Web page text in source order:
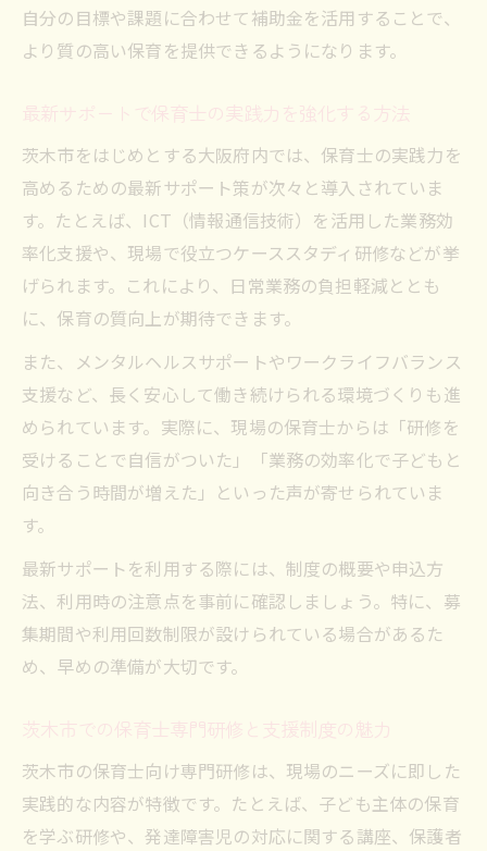
自分の目標や課題に合わせて補助金を活用することで、
より質の高い保育を提供できるようになります。
最新サポートで保育士の実践力を強化する方法
茨木市をはじめとする大阪府内では、保育士の実践力を
高めるための最新サポート策が次々と導入されていま
す。たとえば、ICT（情報通信技術）を活用した業務効
率化支援や、現場で役立つケーススタディ研修などが挙
げられます。これにより、日常業務の負担軽減ととも
に、保育の質向上が期待できます。
また、メンタルヘルスサポートやワークライフバランス
支援など、長く安心して働き続けられる環境づくりも進
められています。実際に、現場の保育士からは「研修を
受けることで自信がついた」「業務の効率化で子どもと
向き合う時間が増えた」といった声が寄せられていま
す。
最新サポートを利用する際には、制度の概要や申込方
法、利用時の注意点を事前に確認しましょう。特に、募
集期間や利用回数制限が設けられている場合があるた
め、早めの準備が大切です。
茨木市での保育士専門研修と支援制度の魅力
茨木市の保育士向け専門研修は、現場のニーズに即した
実践的な内容が特徴です。たとえば、子ども主体の保育
を学ぶ研修や、発達障害児の対応に関する講座、保護者